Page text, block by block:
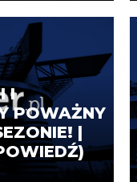
I
POWAŻNY
|